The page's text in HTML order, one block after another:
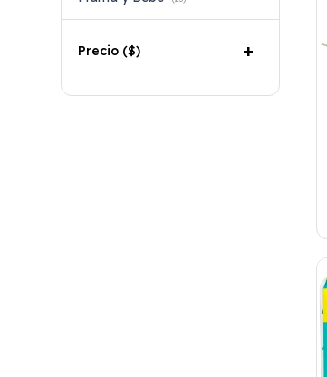
Precio ($)